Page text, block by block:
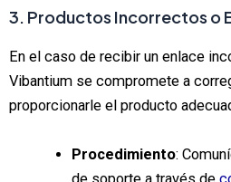
3. Productos Incorrectos o
En el caso de recibir un enlace
Vibantium se compromete a
proporcionarle el producto
Procedimiento:
de soporte a través de